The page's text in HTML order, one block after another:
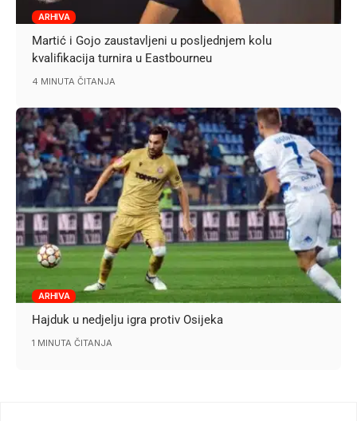
ARHIVA
Martić i Gojo zaustavljeni u posljednjem kolu
kvalifikacija turnira u Eastbourneu
4 MINUTA ČITANJA
ARHIVA
Hajduk u nedjelju igra protiv Osijeka
1 MINUTA ČITANJA